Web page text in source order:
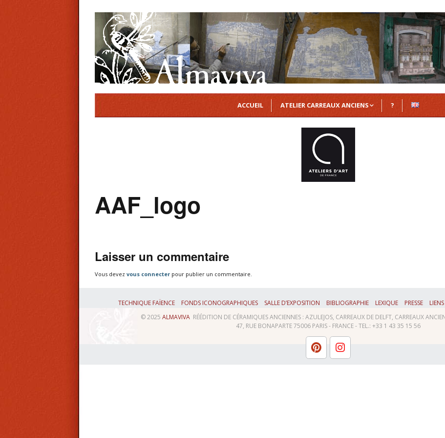
ACCUEIL ATELIER CARREAUX ANCIENS
Azulejos
Pot d’apothicaire
?
AAF_logo
Laisser un commentaire
Vous devez vous connecter pour publier un commentaire.
TECHNIQUE FAÏENCE FONDS ICONOGRAPHIQUES SALLE D’EXPOSITION BIBLIOGRAPHIE LEXIQUE PRESSE LIENS
© 2025 ALMAVIVA RÉÉDITION DE CÉRAMIQUES ANCIENNES : AZULEJOS, CARREAUX DE DELFT, CARREAUX
47, RUE BONAPARTE 75006 PARIS - FRANCE - TEL.: +33 1 43 35 15 56